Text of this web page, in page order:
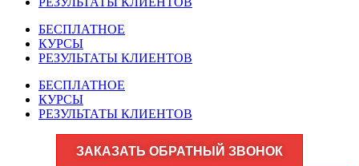
БЕСПЛАТНОЕ
КУРСЫ
РЕЗУЛЬТАТЫ КЛИЕНТОВ
БЕСПЛАТНОЕ
КУРСЫ
РЕЗУЛЬТАТЫ КЛИЕНТОВ
ЗАКАЗАТЬ ОБРАТНЫЙ ЗВОНОК